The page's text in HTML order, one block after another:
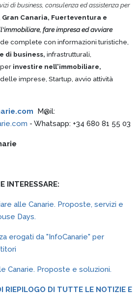
di business, consulenza ed assistenza per
Canaria, Fuerteventura e
fare impresa ed avviare
complete con informazioni turistiche,
di business, infrastrutturali,
per investire nell'immobiliare,
imprese, Startup, avvio attività
M@il:
- Whatsapp: +34 680 81 55 03
INTERESSARE:
alle Canarie. Proposte, servizi e
Days.
erogati da "InfoCanarie" per
Canarie. Proposte e soluzioni.
RIEPILOGO DI TUTTE LE NOTIZIE E